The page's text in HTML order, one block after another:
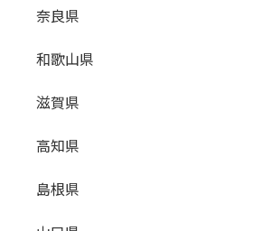
奈良県
和歌山県
滋賀県
高知県
島根県